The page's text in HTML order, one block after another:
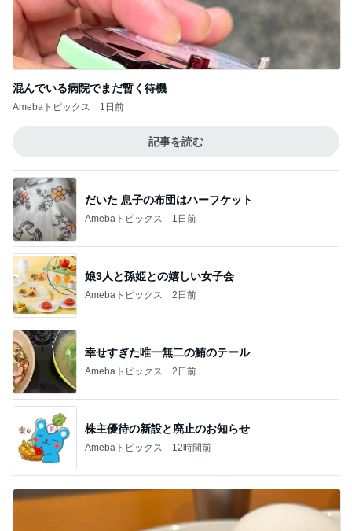
混んでいる病院でまだ暫く待機
Amebaトピックス 1日前
記事を読む
だいた 息子の布団はハーフケット
Amebaトピックス 1日前
娘3人と孫姫との嬉しい女子会
Amebaトピックス 2日前
幸せすぎた唯一無二の鮪のテール
Amebaトピックス 2日前
株主優待の新設と廃止のお知らせ
Amebaトピックス 12時間前